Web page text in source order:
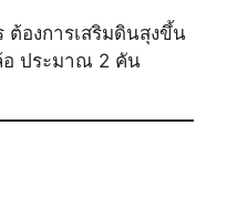
ต้องการเสริมดินสุงขึ้น
อ ประมาณ 2 คัน